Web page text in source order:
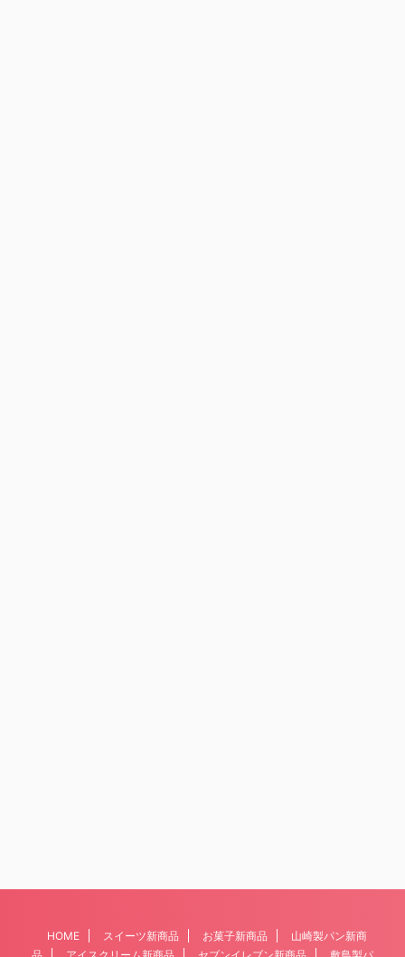
HOME スイーツ新商品 お菓子新商品
山崎製パン新商